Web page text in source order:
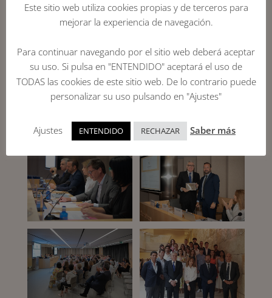
Compartimos con Pérez-Llorca Abogados principios
actividad, como la promoción de una educación de
calidad e inclusiva y el fomento de la vocación científica.
Recogió el premioPedro Pérez-Llorca, Socio Director de
Pérez-Llorca Abogados.
Este sitio web utiliza cookies propias y de terceros para
mejorar la experiencia de navegación.
Para continuar navegando por el sitio web deberá aceptar
su uso. Si pulsa en "ENTENDIDO" aceptará el uso de
TODAS las cookies de este sitio web. De lo contrario puede
personalizar su uso pulsando en "Ajustes"
Ajustes ENTENDIDO RECHAZAR Saber más